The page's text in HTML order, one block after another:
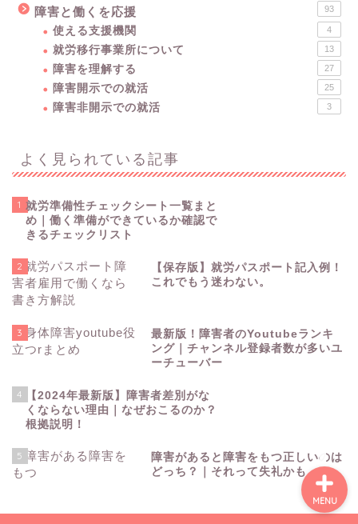
障害と働くを応援 93
使える支援機関 4
就労移行事業所について 13
障害を理解する 27
障害開示での就活 25
障害非開示での就活 3
よく見られている記事
1 就労準備性チェックシート一覧まと
め｜働く準備ができているか確認で
きるチェックリスト
2
【保存版】就労パスポート記入例！
これでもう迷わない。
3
最新版！障害者のYoutubeランキ
ング｜チャンネル登録者数が多いユ
ーチューバー
4
【2024年最新版】障害者差別がな
くならない理由｜なぜおこるのか？
根拠説明！
5
障害があると障害をもつ正しいのは
どっち？｜それって失礼かも
MENU
障害を理解する
障害非開示での就活
就労移行事業所について